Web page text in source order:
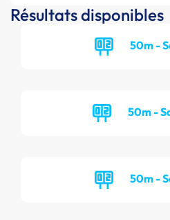
Résultats disponibles
50m -
50m -
50m -